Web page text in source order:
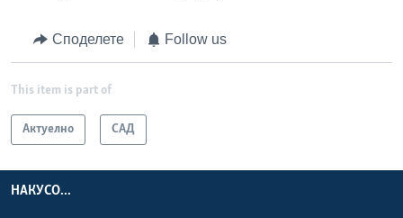
Споделете Follow us
This item is part of
Актуелно САД
НАКУСО...